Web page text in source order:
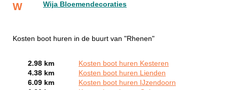
W Wija Bloemendecoraties
Kosten boot huren in de buurt van "Rhenen"
2.98 km
Kosten boot huren Kesteren
4.38 km
Kosten boot huren Lienden
6.09 km
Kosten boot huren IJzendoorn